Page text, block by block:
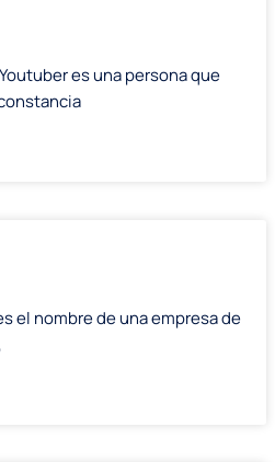
es una persona que
el nombre de una empresa de